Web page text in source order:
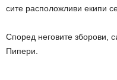
сите расположливи екипи
Според неговите зборови,
Пипери.